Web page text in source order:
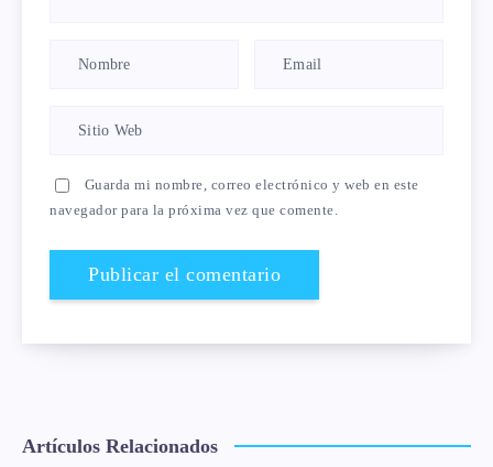
Guarda mi nombre, correo electrónico y web en este
navegador para la próxima vez que comente.
Artículos Relacionados